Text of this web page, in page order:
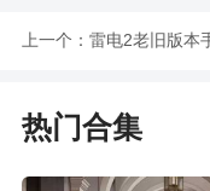
上一个： 雷电2老旧版本
热门合集